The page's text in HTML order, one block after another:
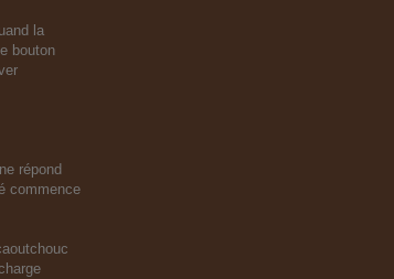
la
bouton
répond
commence